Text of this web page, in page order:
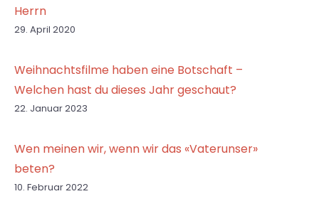
Herrn
29. April 2020
Weihnachtsfilme haben eine Botschaft –
Welchen hast du dieses Jahr geschaut?
22. Januar 2023
Wen meinen wir, wenn wir das «Vaterunser»
beten?
10. Februar 2022